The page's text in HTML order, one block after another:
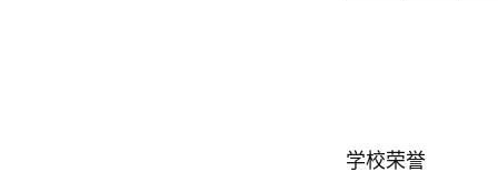
学校荣誉